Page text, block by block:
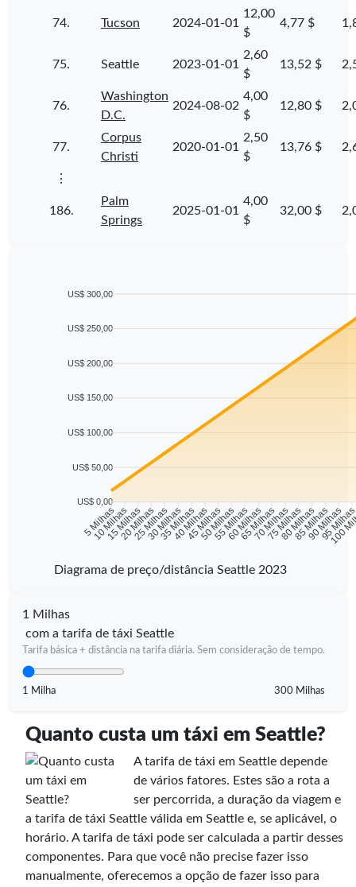
74. Tucson 2024-01-01
12,00
$
4,77 $
75. Seattle 2023-01-01
2,60
$
13,52 $
76.
Washington
D.C.
2024-08-02
4,00
$
12,80 $
77.
Corpus
Christi
2020-01-01
2,50
$
13,76 $
⋮
186.
Palm
Springs
2025-01-01
4,00
$
32,00 $
US$ 300,00
US$ 250,00
US$ 200,00
US$ 150,00
US$ 100,00
US$ 50,00
US$ 0,00
5 Milhas
10 Milhas
15 Milhas
20 Milhas
25 Milhas
30 Milhas
35 Milhas
40 Milhas
45 Milhas
50 Milhas
55 Milhas
60 Milhas
65 Milhas
70 Milhas
75 Milhas
80 Milhas
85 Milhas
90 Milhas
95100
Diagrama de preço/distância Seattle 2023
1 Milhas
com a tarifa de táxi Seattle
Tarifa básica + distância na tarifa diária. Sem consideração de tempo.
1 Milha 300 Milhas
Quanto custa um táxi em Seattle?
A tarifa de táxi em Seattle depende
de vários fatores. Estes são a rota a
ser percorrida, a duração da viagem e
a tarifa de táxi Seattle válida em Seattle e, se aplicável, o
horário. A tarifa de táxi pode ser calculada a partir desses
componentes. Para que você não precise fazer isso
manualmente, oferecemos a opção de fazer isso para